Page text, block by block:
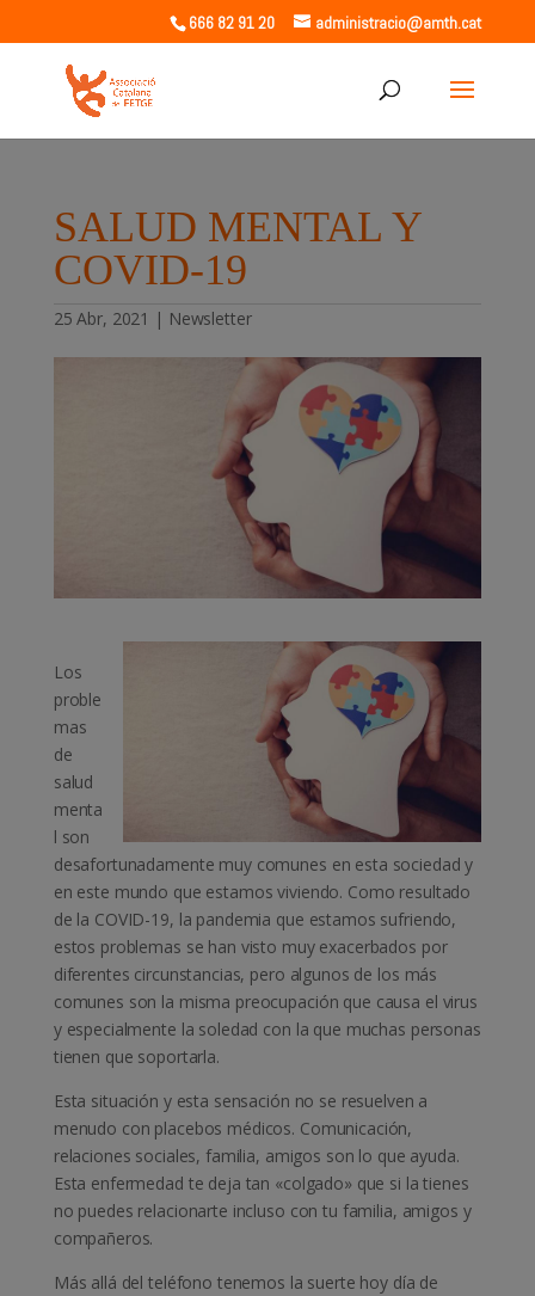
666 82 91 20 administracio@amth.cat
SALUD MENTAL Y
COVID-19
25 Abr, 2021 | Newsletter
Los
proble
mas
de
salud
menta
l son
desafortunadamente muy comunes en esta sociedad y
en este mundo que estamos viviendo. Como resultado
de la COVID-19, la pandemia que estamos sufriendo,
estos problemas se han visto muy exacerbados por
diferentes circunstancias, pero algunos de los más
comunes son la misma preocupación que causa el virus
y especialmente la soledad con la que muchas personas
tienen que soportarla.
Esta situación y esta sensación no se resuelven a
menudo con placebos médicos. Comunicación,
relaciones sociales, familia, amigos son lo que ayuda.
Esta enfermedad te deja tan «colgado» que si la tienes
no puedes relacionarte incluso con tu familia, amigos y
compañeros.
Más allá del teléfono tenemos la suerte hoy día de